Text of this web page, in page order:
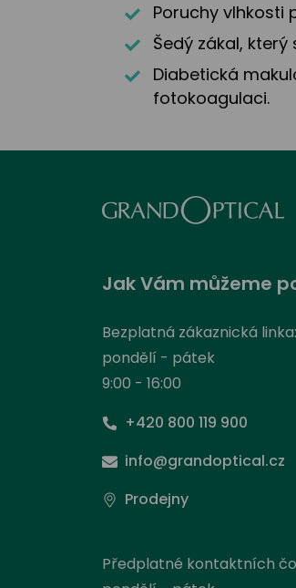
Poruchy vlhkosti
Šedý zákal,
Diabetická
fotokoagulaci.
Jak Vám můžeme
Bezplatná zákaznická linka:
pondělí - pátek
9:00 - 16:00
+420 800 119 900
info@grandoptical.cz
Prodejny
Předplatné kontaktních